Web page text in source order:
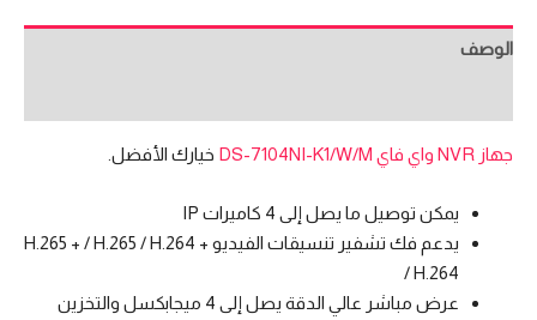
الوصف
جهاز NVR واي فاي DS-7104NI-K1/W/M خيارك الأفضل.
يمكن توصيل ما يصل إلى 4 كاميرات IP
يدعم فك تشفير تنسيقات الفيديو H.265 + / H.265 / H.264 +
/ H.264
عرض مباشر عالي الدقة يصل إلى 4 ميجابكسل والتخزين